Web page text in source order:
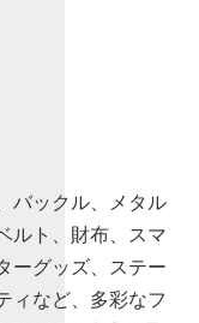
バックル、メタル
ルト、財布、スマ
ーグッズ、ステー
ィなど、多彩なフ